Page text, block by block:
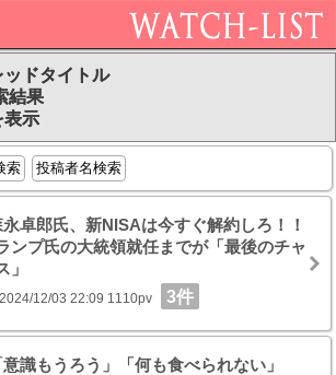
ッドタイトル
結果
表示
索 投稿者名検索
卓郎氏、新NISAは今すぐ解約しろ！！
ンプ氏の大統領就任までが「最後のチャ
」
2024/12/03 22:09 1110pv 3件
意識もうろう」「何も食べられない」